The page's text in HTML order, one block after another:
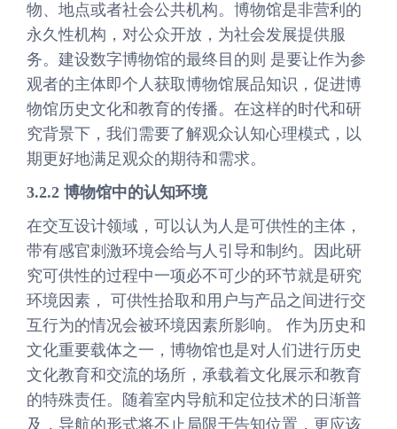
物、地点或者社会公共机构。博物馆是非营利的
永久性机构，对公众开放，为社会发展提供服
务。建设数字博物馆的最终目的则 是要让作为参
观者的主体即个人获取博物馆展品知识，促进博
物馆历史文化和教育的传播。在这样的时代和研
究背景下，我们需要了解观众认知心理模式，以
期更好地满足观众的期待和需求。
3.2.2 博物馆中的认知环境
在交互设计领域，可以认为人是可供性的主体，
带有感官刺激环境会给与人引导和制约。因此研
究可供性的过程中一项必不可少的环节就是研究
环境因素， 可供性拾取和用户与产品之间进行交
互行为的情况会被环境因素所影响。 作为历史和
文化重要载体之一，博物馆也是对人们进行历史
文化教育和交流的场所，承载着文化展示和教育
的特殊责任。随着室内导航和定位技术的日渐普
及，导航的形式将不止局限于告知位置，更应该